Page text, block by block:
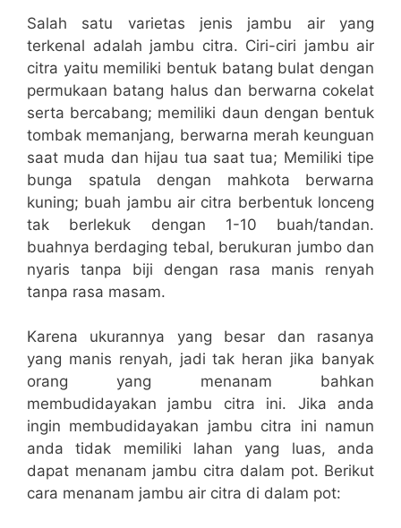
Salah satu varietas jenis jambu air yang
terkenal adalah jambu citra. Ciri-ciri jambu air
citra yaitu memiliki bentuk batang bulat dengan
permukaan batang halus dan berwarna cokelat
serta bercabang; memiliki daun dengan bentuk
tombak memanjang, berwarna merah keunguan
saat muda dan hijau tua saat tua; Memiliki tipe
bunga spatula dengan mahkota berwarna
kuning; buah jambu air citra berbentuk lonceng
tak berlekuk dengan 1-10 buah/tandan.
buahnya berdaging tebal, berukuran jumbo dan
nyaris tanpa biji dengan rasa manis renyah
tanpa rasa masam.
Karena ukurannya yang besar dan rasanya
yang manis renyah, jadi tak heran jika banyak
orang yang menanam bahkan
membudidayakan jambu citra ini. Jika anda
ingin membudidayakan jambu citra ini namun
anda tidak memiliki lahan yang luas, anda
dapat menanam jambu citra dalam pot. Berikut
cara menanam jambu air citra di dalam pot: